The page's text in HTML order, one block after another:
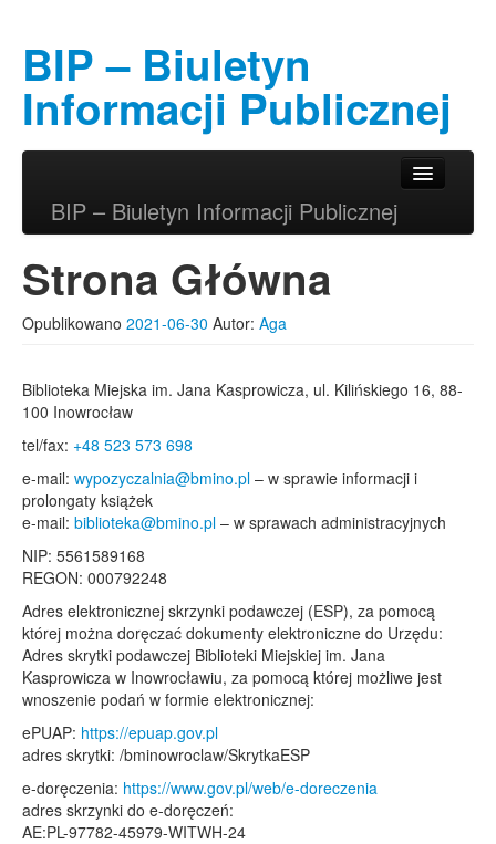
BIP – Biuletyn
Informacji Publicznej
BIP – Biuletyn Informacji Publicznej
Strona Główna
Opublikowano 2021-06-30 Autor: Aga
Biblioteka Miejska im. Jana Kasprowicza, ul. Kilińskiego 16, 88-
100 Inowrocław
tel/fax: +48 523 573 698
e-mail: wypozyczalnia@bmino.pl – w sprawie informacji i
prolongaty książek
e-mail: biblioteka@bmino.pl – w sprawach administracyjnych
NIP: 5561589168
REGON: 000792248
Adres elektronicznej skrzynki podawczej (ESP), za pomocą
której można doręczać dokumenty elektroniczne do Urzędu:
Adres skrytki podawczej Biblioteki Miejskiej im. Jana
Kasprowicza w Inowrocławiu, za pomocą której możliwe jest
wnoszenie podań w formie elektronicznej:
ePUAP: https://epuap.gov.pl
adres skrytki: /bminowroclaw/SkrytkaESP
e-doręczenia: https://www.gov.pl/web/e-doreczenia
adres skrzynki do e-doręczeń:
AE:PL-97782-45979-WITWH-24